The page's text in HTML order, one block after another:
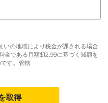
いの地域により税金が課される場合
金である月額$12.99に基づく減額を
す。管轄
取得